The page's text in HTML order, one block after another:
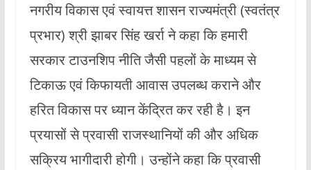
नगरीय विकास एवं स्वायत्त शासन राज्यमंत्री (स्वतंत्र
प्रभार) श्री झाबर सिंह खर्रा ने कहा कि हमारी
सरकार टाउनशिप नीति जैसी पहलों के माध्यम से
टिकाऊ एवं किफायती आवास उपलब्ध कराने और
हरित विकास पर ध्यान केंद्रित कर रही है। इन
प्रयासों से प्रवासी राजस्थानियों की और अधिक
सक्रिय भागीदारी होगी। उन्होंने कहा कि प्रवासी